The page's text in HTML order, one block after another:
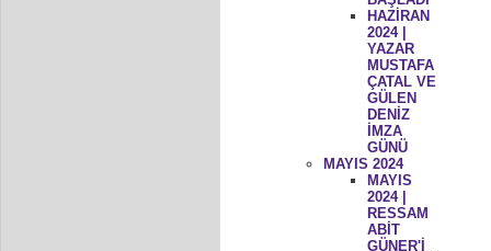
HAZİRAN
2024 |
YAZAR
MUSTAFA
ÇATAL VE
GÜLEN
DENİZ
İMZA
GÜNÜ
MAYIS 2024
MAYIS
2024 |
RESSAM
ABİT
GÜNER'İ